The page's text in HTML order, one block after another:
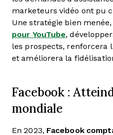
marketeurs vidéo ont pu
Une stratégie bien
pour YouTube,
les prospects, renforcera
et améliorera la
Facebook :
mondiale
En 2023, Facebook